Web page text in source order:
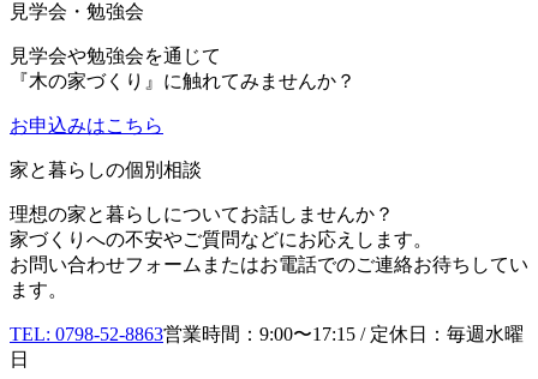
見学会・勉強会
見学会や勉強会を通じて
『木の家づくり』に触れてみませんか？
お申込みはこちら
家と暮らしの個別相談
理想の家と暮らしについてお話しませんか？
家づくりへの不安やご質問などにお応えします。
お問い合わせフォームまたはお電話でのご連絡お待ちしてい
ます。
TEL: 0798-52-8863営業時間：9:00〜17:15 / 定休日：毎週水曜
日